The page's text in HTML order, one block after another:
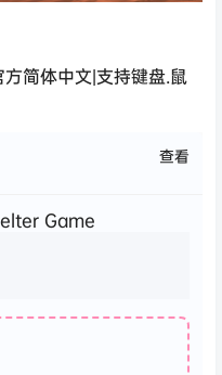
简体中文|支持键盘.鼠
查看
Game